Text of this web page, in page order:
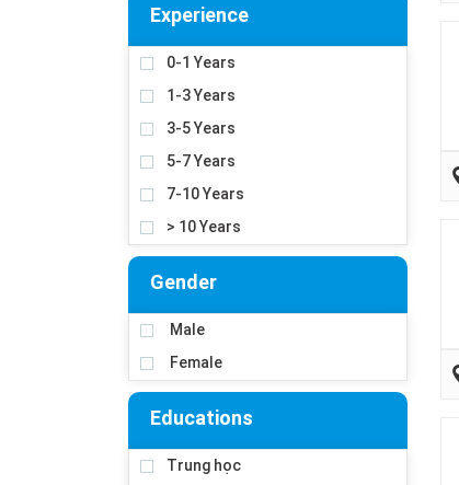
Experience
0-1 Years
1-3 Years
3-5 Years
5-7 Years
7-10 Years
> 10 Years
Gender
Male
Female
Educations
Trung học